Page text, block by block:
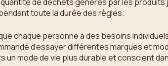
toute la durée des règles.
chaque personne a des besoins
d’essayer différentes marques et
un mode de vie plus durable et conscient